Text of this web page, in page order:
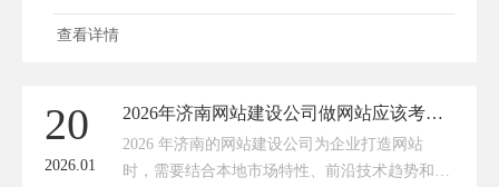
南企业建站早已不是 “做个展示页面” 那么简
如今的搜索生态，早已完成从 “关键词匹配” 到
“语义理解” 的颠覆式转变。数据显示，国内 AI
搜索月活已突破 7.8 亿，
查看详情
20
2026.01
2026年济南网站建设公司做网站应该考虑哪些因素？
2026 年济南的网站建设公司为企业打造网站
时，需要结合本地市场特性、前沿技术趋势和企